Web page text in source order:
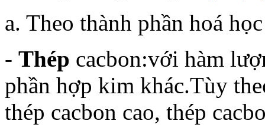
a. Theo thành phần hoá
- Thép cacbon:với hàm
phần hợp kim khác.Tùy
thép cacbon cao, thép